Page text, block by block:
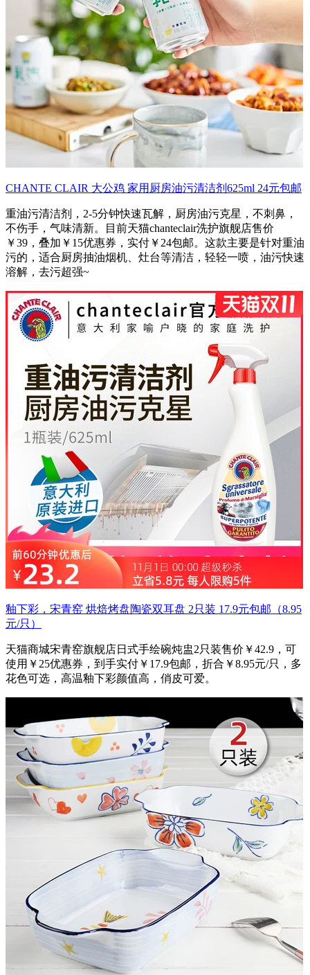
CHANTE CLAIR 大公鸡 家用厨房油污清洁剂625ml 24元包邮
重油污清洁剂，2-5分钟快速瓦解，厨房油污克星，不刺鼻，
不伤手，气味清新。目前天猫chanteclair洗护旗舰店售价
￥39，叠加￥15优惠券，实付￥24包邮。这款主要是针对重油
污的，适合厨房抽油烟机、灶台等清洁，轻轻一喷，油污快速
溶解，去污超强~
釉下彩，宋青窑 烘焙烤盘陶瓷双耳盘 2只装 17.9元包邮（8.95
元/只）
天猫商城宋青窑旗舰店日式手绘碗炖盅2只装售价￥42.9，可
使用￥25优惠券，到手实付￥17.9包邮，折合￥8.95元/只，多
花色可选，高温釉下彩颜值高，俏皮可爱。